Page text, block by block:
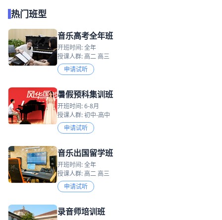
热门班型
音乐高考全年班
开班时间: 全年
授课人群: 高二 高三
申请试听
暑假预科集训班
开班时间: 6-8月
授课人群: 初中-高中
申请试听
音乐出国留学班
开班时间: 全年
授课人群: 高二 高三
申请试听
录音师培训班